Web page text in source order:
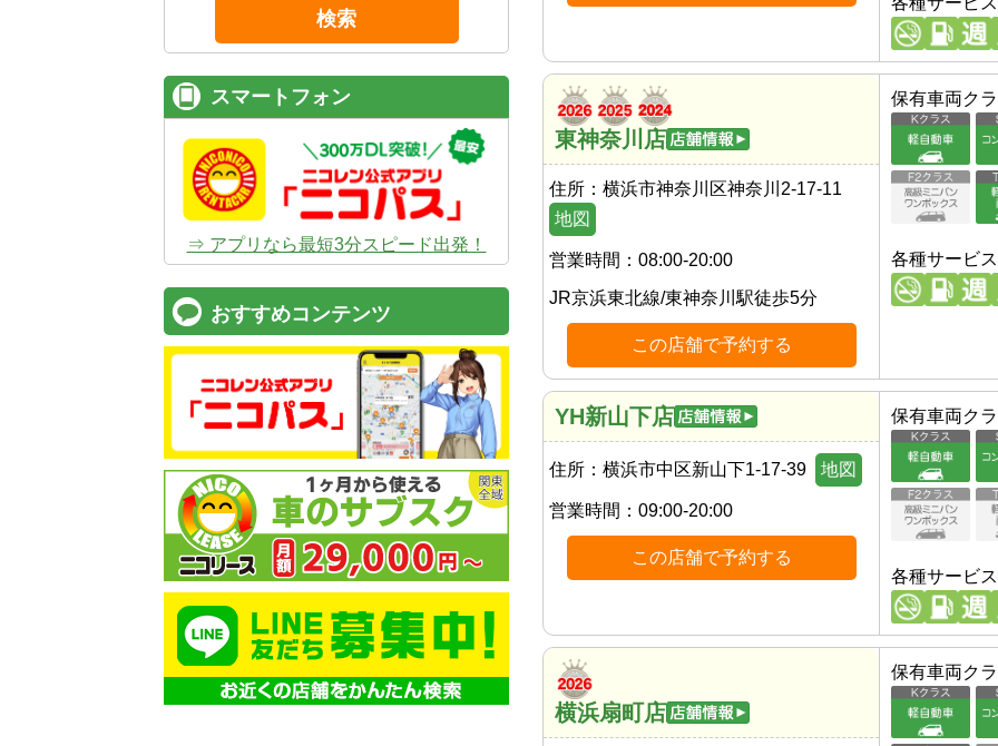
東神奈川店
住所： 横浜市神奈川区神奈川2-17-11
地図
営業時間： 08:00-20:00
JR京浜東北線/東神奈川駅徒歩5分
この店舗で予約する
保有車両ク
各種サービス
YH新山下店
住所： 横浜市中区新山下1-17-39 地図
営業時間： 09:00-20:00
この店舗で予約する
保有車両ク
各種サービス
横浜扇町店
保有車両ク
検索
スマートフォン
⇒ アプリなら最短3分スピード出発！
おすすめコンテンツ